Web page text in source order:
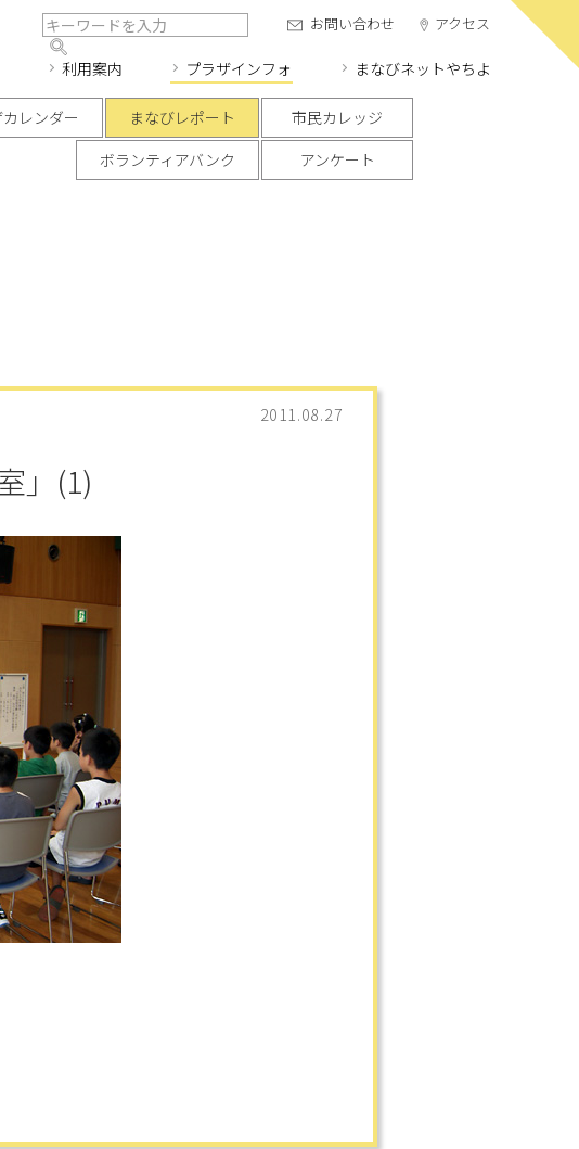
利用案内 プラザインフォ まなびネットやちよ
お問い合わせ アクセス
レンダー まなびレポート
市民カレッジ
ボランティアバンク
アンケート
2011.08.27
」(1)